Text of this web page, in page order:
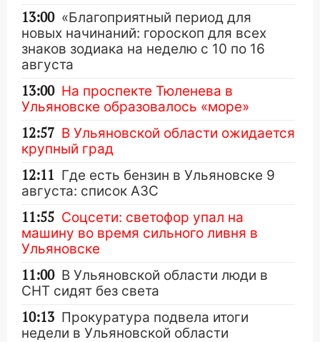
13:00 «Благоприятный период для
новых начинаний: гороскоп для всех
знаков зодиака на неделю с 10 по 16
августа
13:00 На проспекте Тюленева в
Ульяновске образовалось «море»
12:57 В Ульяновской области ожидается
крупный град
12:11 Где есть бензин в Ульяновске 9
августа: список АЗС
11:55 Соцсети: светофор упал на
машину во время сильного ливня в
Ульяновске
11:00 В Ульяновской области люди в
СНТ сидят без света
10:13 Прокуратура подвела итоги
недели в Ульяновской области